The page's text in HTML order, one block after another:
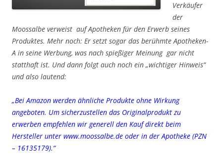
Verkäufer
der
Moossalbe verweist auf Apotheken für den Erwerb seines
Produktes. Mehr noch: Er setzt sogar das berühmte Apotheken-
A in seine Werbung, was nach spießiger Meinung gar nicht
statthaft ist. Und dann folgt auch noch ein „wichtiger Hinweis“
und also lautend:
„Bei Amazon werden ähnliche Produkte ohne Wirkung
angeboten. Um sicherzustellen das Originalprodukt zu
erwerben empfehlen wir generell den Kauf direkt beim
Hersteller unter www.moossalbe.de oder in der Apotheke (PZN
– 16135179).“